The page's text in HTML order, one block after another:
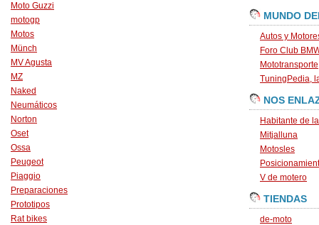
Moto Guzzi
motogp
Motos
Münch
MV Agusta
MZ
Naked
Neumáticos
Norton
Oset
Ossa
Peugeot
Piaggio
Preparaciones
Prototipos
Rat bikes
MUNDO
Autos y
Foro Club
Mototransporte
TuningPedia,
NOS
Habitante de
Mitjalluna
Motosles
V de motero
TIENDAS
de-moto